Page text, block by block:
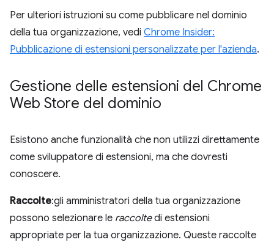
Per ulteriori istruzioni su come pubblicare nel dominio
della tua organizzazione, vedi Chrome Insider:
Pubblicazione di estensioni personalizzate per l'azienda.
Gestione delle estensioni del Chrome
Web Store del dominio
Esistono anche funzionalità che non utilizzi direttamente
come sviluppatore di estensioni, ma che dovresti
conoscere.
Raccolte:gli amministratori della tua organizzazione
possono selezionare le raccoltedi estensioni
appropriate per la tua organizzazione. Queste raccolte